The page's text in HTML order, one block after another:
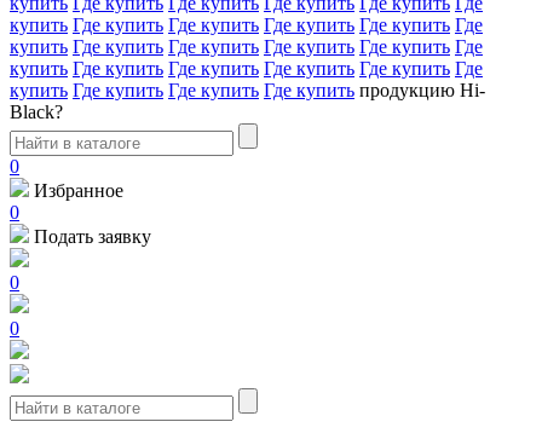
купить Где купить Где купить Где купить Где купить Где
купить Где купить Где купить Где купить Где купить Где
купить Где купить Где купить Где купить Где купить Где
купить Где купить Где купить Где купить продукцию Hi-
Black?
0
Избранное
0
Подать заявку
0
0